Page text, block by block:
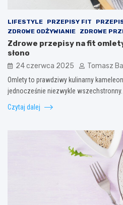
LIFESTYLE PRZEPISY FIT
ZDROWE ODŻYWIANIE
ZDROWE
Zdrowe przepisy na fit
słono
24 czerwca 2025 Tomasz
Omlety to prawdziwy kulinarny
jednocześnie niezwykle wszechstronny.
Czytaj dalej